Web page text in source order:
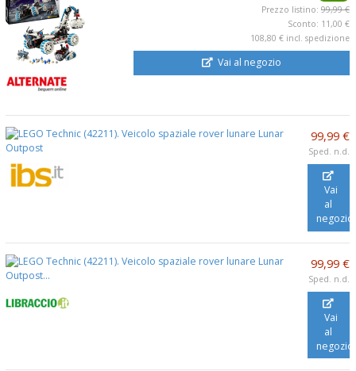
Prezzo listino: 99,99 €
Sconto: 11,00 €
108,80 € incl. spedizione
Vai al negozio
99,99 €
Sped. n.d.
Vai
al
negozio
99,99 €
Sped. n.d.
Vai
al
negozio